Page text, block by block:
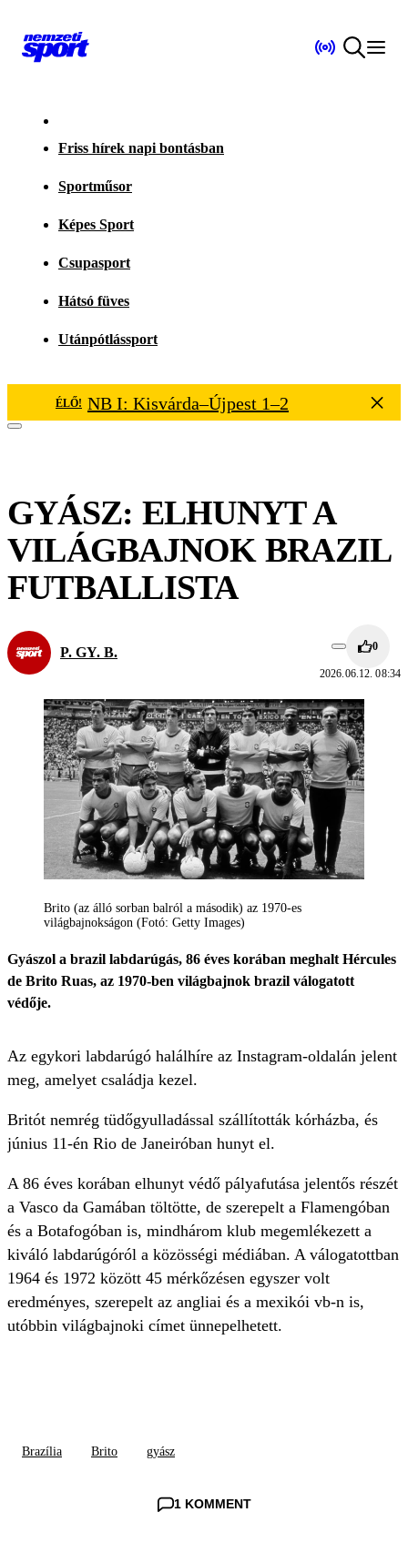
Friss hírek napi bontásban
Sportműsor
Képes Sport
Csupasport
Hátsó füves
Utánpótlássport
ÉLŐ! NB I: Kisvárda–Újpest 1–2
GYÁSZ: ELHUNYT A
VILÁGBAJNOK BRAZIL
FUTBALLISTA
P. GY. B. 0
2026.06.12. 08:34
Brito (az álló sorban balról a második) az 1970-es
világbajnokságon (Fotó: Getty Images)
Gyászol a brazil labdarúgás, 86 éves korában meghalt Hércules
de Brito Ruas, az 1970-ben világbajnok brazil válogatott
védője.
Az egykori labdarúgó halálhíre az Instagram-oldalán jelent
meg, amelyet családja kezel.
Britót nemrég tüdőgyulladással szállították kórházba, és
június 11-én Rio de Janeiróban hunyt el.
A 86 éves korában elhunyt védő pályafutása jelentős részét
a Vasco da Gamában töltötte, de szerepelt a Flamengóban
és a Botafogóban is, mindhárom klub megemlékezett a
kiváló labdarúgóról a közösségi médiában. A válogatottban
1964 és 1972 között 45 mérkőzésen egyszer volt
eredményes, szerepelt az angliai és a mexikói vb-n is,
utóbbin világbajnoki címet ünnepelhetett.
Brazília Brito gyász
1 KOMMENT